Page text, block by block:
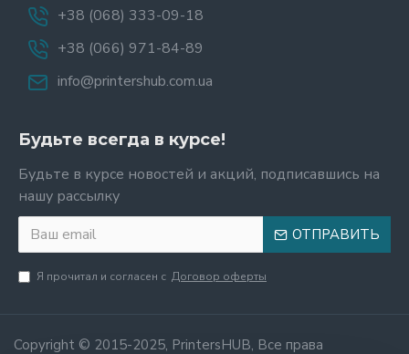
+38 (068) 333-09-18
+38 (066) 971-84-89
info@printershub.com.ua
Будьте всегда в курсе!
Будьте в курсе новостей и акций, подписавшись на
нашу рассылку
ОТПРАВИТЬ
Я прочитал и согласен с Договор оферты
Copyright © 2015-2025, PrintersHUB, Все права